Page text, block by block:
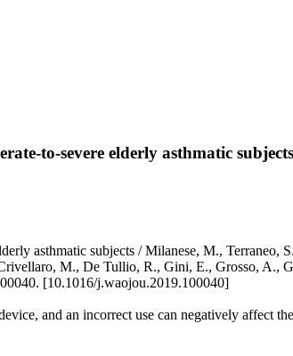
to-severe elderly asthmatic subjects
asthmatic subjects / Milanese, M.,
M., De Tullio, R., Gini, E., Grosso,
[10.1016/j.waojou.2019.100040]
and an incorrect use can negatively affect